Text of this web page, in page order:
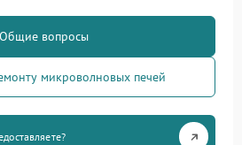
Общие вопросы
микроволновых печей